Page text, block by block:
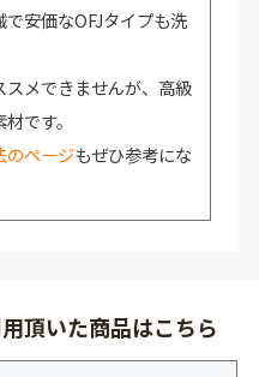
安価なOFJタイプも洗
メできませんが、高級
です。
のページもぜひ参考にな
頂いた商品はこちら